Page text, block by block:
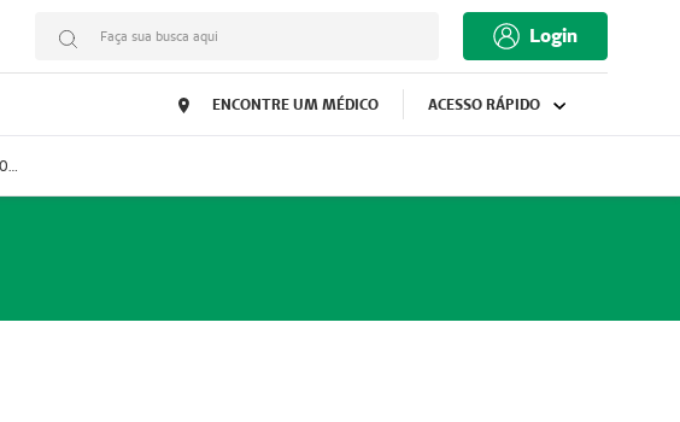
Faça sua busca aqui Login
ENCONTRE UM MÉDICO ACESSO RÁPIDO
Prestador Mosaicum Espaço Clínico Ltda (51004352-0)